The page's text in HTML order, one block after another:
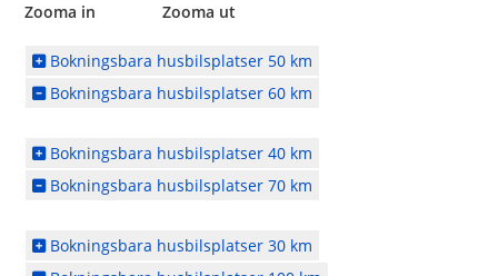
Zooma in Zooma ut
Bokningsbara husbilsplatser 50 km
Bokningsbara husbilsplatser 60 km
Bokningsbara husbilsplatser 40 km
Bokningsbara husbilsplatser 70 km
Bokningsbara husbilsplatser 30 km